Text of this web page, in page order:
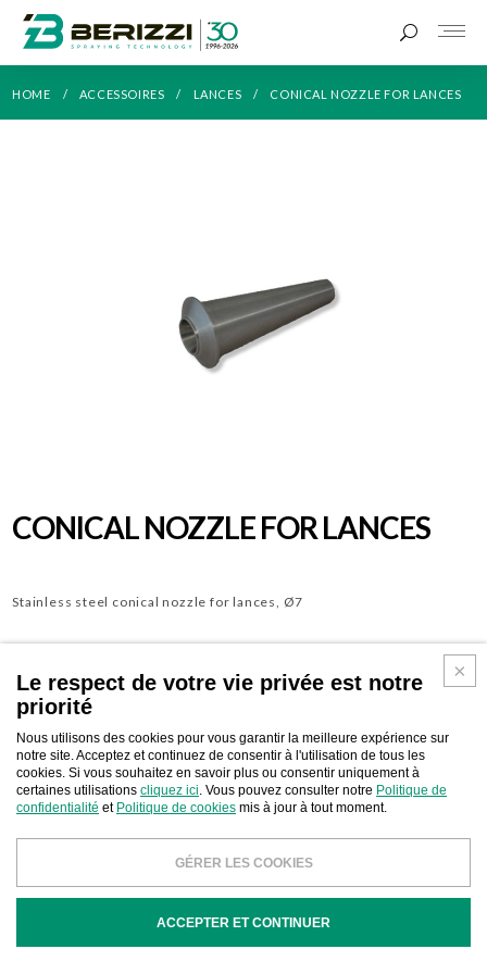
HOME ACCESSOIRES LANCES CONICAL NOZZLE FOR LANCES
CONICAL NOZZLE FOR LANCES
Stainless steel conical nozzle for lances, Ø7
DESCRIPTION
Stainless steel conical nozzle Ø7
Le respect de votre vie privée est notre
priorité
Nous utilisons des cookies pour vous garantir la meilleure expérience sur
notre site. Acceptez et continuez de consentir à l'utilisation de tous les
cookies. Si vous souhaitez en savoir plus ou consentir uniquement à
certaines utilisations cliquez ici. Vous pouvez consulter notre Politique de
confidentialité et Politique de cookies mis à jour à tout moment.
GÉRER LES COOKIES
ACCEPTER ET CONTINUER